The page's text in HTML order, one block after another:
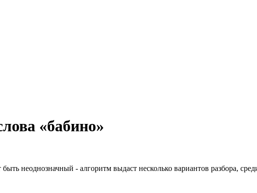
«бабино»
неоднозначный - алгоритм выдаст несколько вариантов разбора,